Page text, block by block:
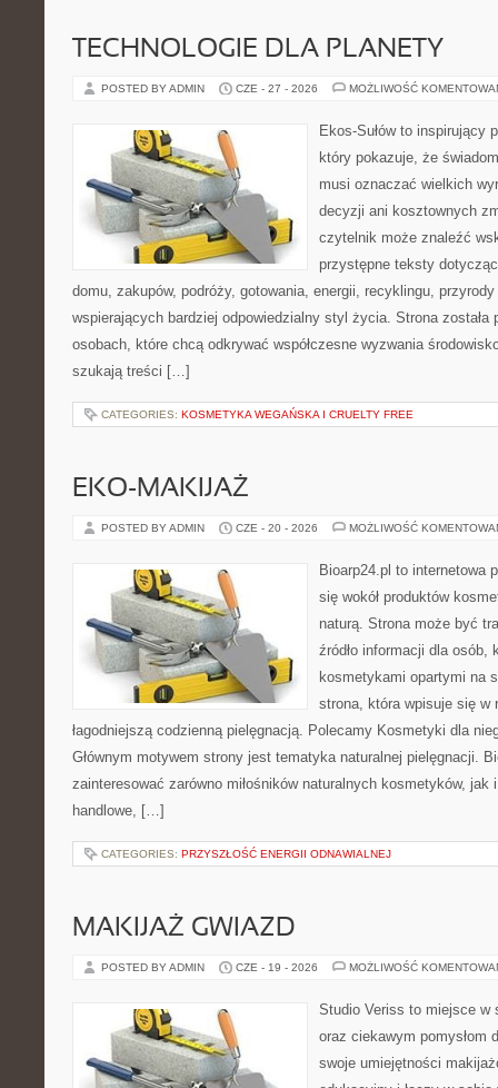
TECHNOLOGIE DLA PLANETY
POSTED BY ADMIN CZE - 27 - 2026 MOŻLIWOŚĆ
Ekos-Sułów to inspirujący
który pokazuje, że
musi oznaczać wielkich
decyzji ani kosztownych
czytelnik może znaleźć
przystępne teksty
domu, zakupów, podróży, gotowania, energii, recyklingu,
wspierających bardziej odpowiedzialny styl życia. Strona została
osobach, które chcą odkrywać współczesne wyzwania
szukają treści […]
CATEGORIES: KOSMETYKA WEGAŃSKA I CRUELTY FREE
EKO-MAKIJAŻ
POSTED BY ADMIN CZE - 20 - 2026 MOŻLIWOŚĆ
Bioarp24.pl to internetowa
się wokół produktów
naturą. Strona może być
źródło informacji dla osób,
kosmetykami opartymi na
strona, która wpisuje się w
łagodniejszą codzienną pielęgnacją. Polecamy Kosmetyki dla
Głównym motywem strony jest tematyka naturalnej pielęgnacji.
zainteresować zarówno miłośników naturalnych kosmetyków, jak
handlowe, […]
CATEGORIES: PRZYSZŁOŚĆ ENERGII ODNAWIALNEJ
MAKIJAŻ GWIAZD
POSTED BY ADMIN CZE - 19 - 2026 MOŻLIWOŚĆ
Studio Veriss to miejsce w
oraz ciekawym pomysłom
swoje umiejętności